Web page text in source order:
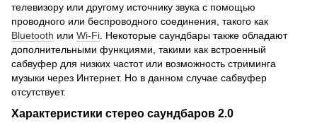
телевизору или другому источнику звука с помощью
проводного или беспроводного соединения, такого как
Bluetooth или Wi-Fi . Некоторые саундбары также обладают
дополнительными функциями, такими как встроенный
сабвуфер для низких частот или возможность стриминга
музыки через Интернет. Но в данном случае сабвуфер
отсутствует.
Характеристики стерео саундбаров 2.0